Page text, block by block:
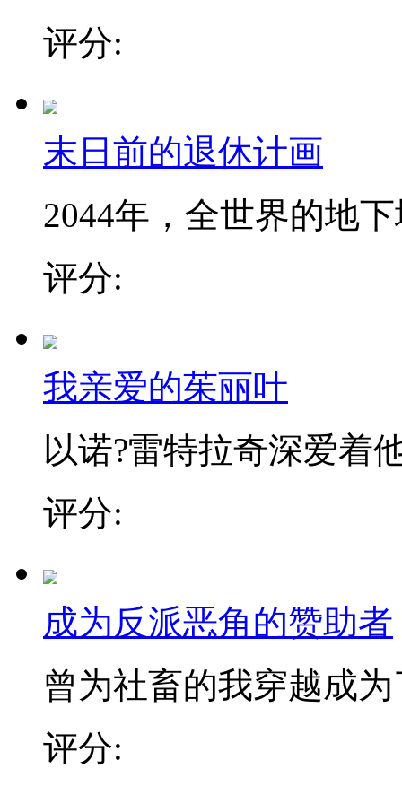
评分:
末日前的退休计画
2044年，全世界的地
评分:
我亲爱的茱丽叶
以诺?雷特拉奇深爱着
评分:
成为反派恶角的赞助者
曾为社畜的我穿越成为
评分: